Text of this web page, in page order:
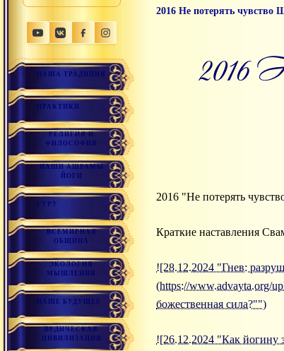
НАША ТРАДИЦИЯ
ПРАКТИКИ
РЕЛИГИЯ И
ФИЛОСОФИЯ
НАШИ АШРАМЫ
ЙОГИ
ГУРУ
ВСЕМИРНАЯ
ОБЩИНА
ЭКОЛОГИЯ
МЫШЛЕНИЯ
НАШЕ БУДУЩЕЕ
ВЕДИЧЕСКАЯ
ЦИВИЛИЗАЦИЯ
2016 Не потерять чувство
2016 Не потерять чувство Шивы - самое главное в
2016 "Не потерять
Краткие наставления
![28.12.2024 "Гнев:
(https://www.advayta.org/
божественная сила?"")
![26.12.2024 "Как йогину